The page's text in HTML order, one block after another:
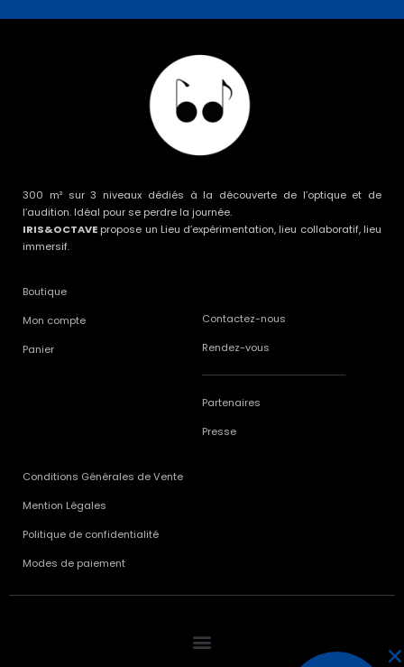
300 m² sur 3 niveaux dédiés à la découverte de l’optique et de
l’audition. Idéal pour se perdre la journée.
IRIS&OCTAVE propose un Lieu d’expérimentation, lieu collaboratif, lieu
immersif.
Boutique
Mon compte
Panier
Contactez-nous
Rendez-vous
Partenaires
Presse
Conditions Générales de Vente
Mention Légales
Politique de confidentialité
Modes de paiement